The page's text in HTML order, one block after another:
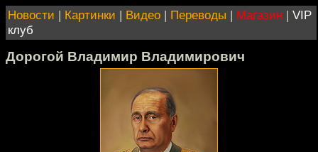
Новости | Картинки | Видео | Переводы | Магазин | VIP
клуб
Дорогой Владимир Владимирович